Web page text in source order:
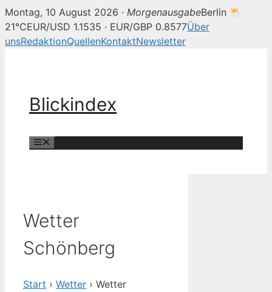
Montag, 10 August 2026 · MorgenausgabeBerlin
21°CEUR/USD 1.1535 · EUR/GBP 0.8577Über
unsRedaktionQuellenKontaktNewsletter
Blickindex
Wetter
Schönberg
Start › Wetter › Wetter